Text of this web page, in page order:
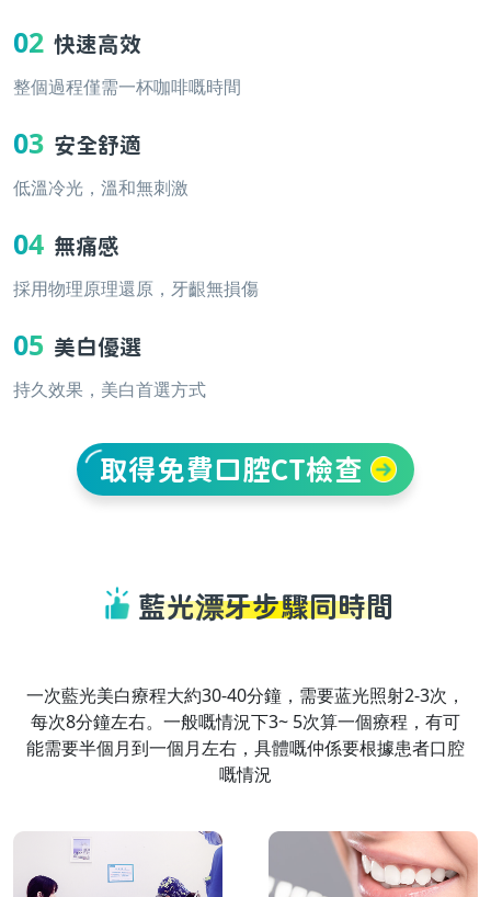
02 快速高效
整個過程僅需一杯咖啡嘅時間
03 安全舒適
低溫冷光，溫和無刺激
04 無痛感
採用物理原理還原，牙齦無損傷
05 美白優選
持久效果，美白首選方式
取得免費口腔CT檢查
藍光漂牙步驟同時間
一次藍光美白療程大約30-40分鐘，需要蓝光照射2-3次，
每次8分鐘左右。一般嘅情況下3~ 5次算一個療程，有可
能需要半個月到一個月左右，具體嘅仲係要根據患者口腔
嘅情況